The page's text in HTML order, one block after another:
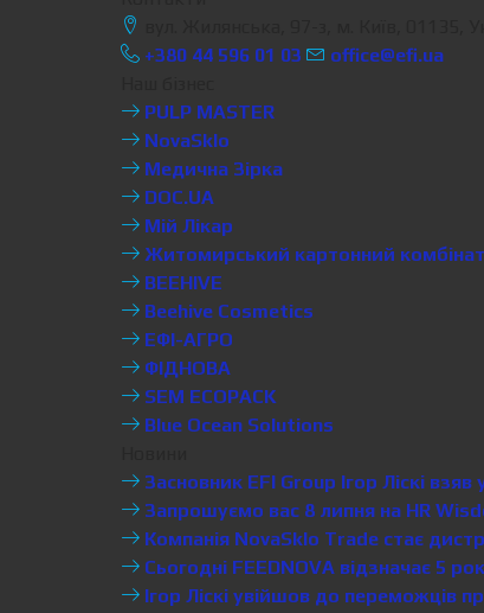
+380 44 596 01 03
office@efi.ua
PULP MASTER
NovaSklo
Медична Зірка
DOC.UA
Мій Лікар
Житомирський картонний комбінат
BEEHIVE
Beehive Cosmetics
ЕФІ-АГРО
ФІДНОВА
SEM ECOPACK
Blue Ocean Solutions
Засновник EFI Group Ігор Ліскі
Запрошуємо вас 8 липня на HR
Компанія NovaSklo Trade стає
Сьогодні FEEDNOVA відзначає 5
Ігор Ліскі увійшов до переможців